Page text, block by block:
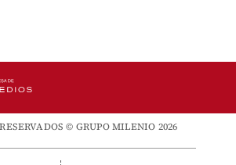
© GRUPO MILENIO 2026